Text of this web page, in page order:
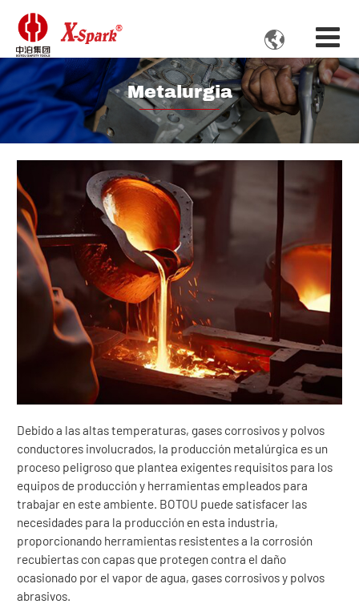

Metalurgia
Debido a las altas temperaturas, gases corrosivos y polvos
conductores involucrados, la producción metalúrgica es un
proceso peligroso que plantea exigentes requisitos para los
equipos de producción y herramientas empleados para
trabajar en este ambiente. BOTOU puede satisfacer las
necesidades para la producción en esta industria,
proporcionando herramientas resistentes a la corrosión
recubiertas con capas que protegen contra el daño
ocasionado por el vapor de agua, gases corrosivos y polvos
abrasivos.